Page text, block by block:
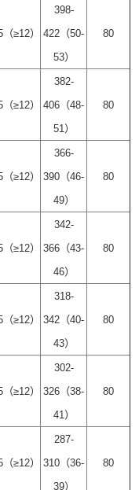
≥12）
398-
422（50-
53）
80
≥12）
382-
406（48-
51）
80
≥12）
366-
390（46-
49）
80
≥12）
342-
366（43-
46）
80
≥12）
318-
342（40-
43）
80
≥12）
302-
326（38-
41）
80
≥12）
287-
310（36-
39）
80